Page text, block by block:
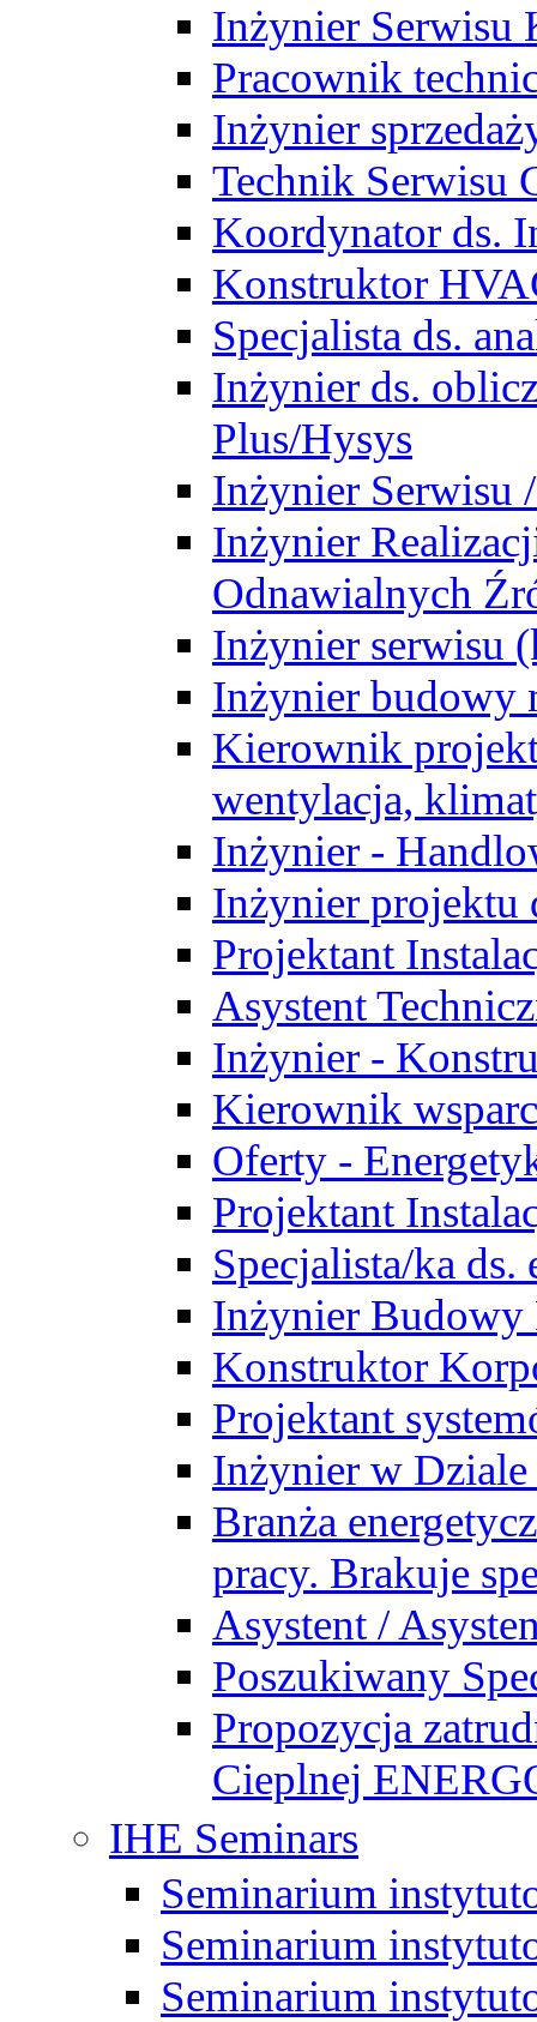
Inżynier Serwisu
Pracownik
Inżynier
Technik Serwisu
Koordynator ds.
Konstruktor
Specjalista ds.
Inżynier ds.
Plus/Hysys
Inżynier Serwisu
Inżynier
Odnawialnych
Inżynier serwisu
Inżynier budowy
Kierownik
wentylacja,
Inżynier -
Inżynier projektu
Projektant
Asystent
Inżynier -
Kierownik
Oferty -
Projektant
Specjalista/ka
Inżynier
Konstruktor
Projektant
Inżynier w
Branża
pracy. Brakuje
Asystent /
Poszukiwany
Propozycja
Cieplnej
IHE Seminars
Seminarium
Seminarium
Seminarium